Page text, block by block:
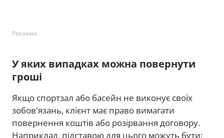
Реклама
У яких випадках можна повернути
гроші
Якщо спортзал або басейн не виконує своїх
зобов'язань, клієнт має право вимагати
повернення коштів або розірвання договору.
Наприклад, підставою для цього можуть бути: